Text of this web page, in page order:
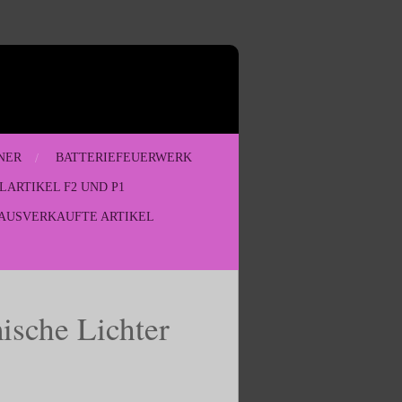
BATTERIEFEUERWERK
F2 UND P1
ARTIKEL
Lichter